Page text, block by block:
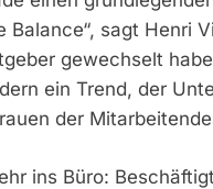
Balance“, sagt Henri
gewechselt
ein Trend, der
der
ins Büro: